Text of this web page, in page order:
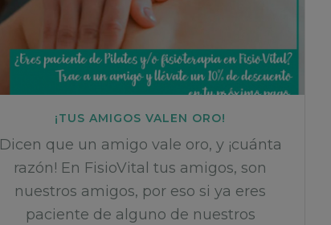
¡TUS AMIGOS VALEN ORO!
Dicen que un amigo vale oro, y ¡cuánta
razón! En FisioVital tus amigos, son
nuestros amigos, por eso si ya eres
paciente de alguno de nuestros